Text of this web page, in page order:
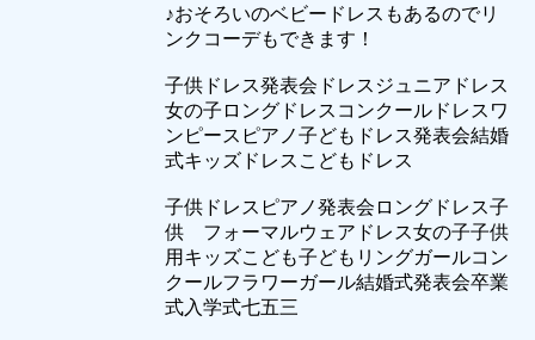
♪おそろいのベビードレスもあるのでリ
ンクコーデもできます！
子供ドレス発表会ドレスジュニアドレス
女の子ロングドレスコンクールドレスワ
ンピースピアノ子どもドレス発表会結婚
式キッズドレスこどもドレス
子供ドレスピアノ発表会ロングドレス子
供 フォーマルウェアドレス女の子子供
用キッズこども子どもリングガールコン
クールフラワーガール結婚式発表会卒業
式入学式七五三